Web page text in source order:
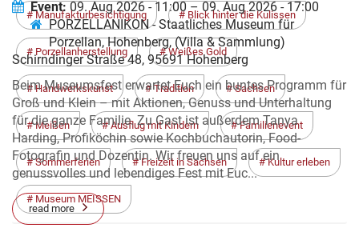
Manufakturbesichtigung Blick hinter die Kulissen
Porzellanherstellung Weißes Gold
Handwerkskunst Tradition Sachsen
Meißen Ausflug mit Kindern Familienevent
Sommerferien Freizeit in Sachsen Kultur erleben
Museum MEISSEN
Event:09. Aug 2026 - 11:00 – 09. Aug 2026 - 17:00
PORZELLANIKON - Staatliches Museum für
Porzellan, Hohenberg, (Villa & Sammlung)
Schirndinger Straße 48, 95691 Hohenberg
Beim Museumsfest erwartet Euch ein buntes Programm für
Groß und Klein – mit Aktionen, Genuss und Unterhaltung
für die ganze Familie. Zu Gast ist außerdem Tanya
Harding, Profiköchin sowie Kochbuchautorin, Food-
Fotografin und Dozentin. Wir freuen uns auf ein
genussvolles und lebendiges Fest mit Euc...
read more